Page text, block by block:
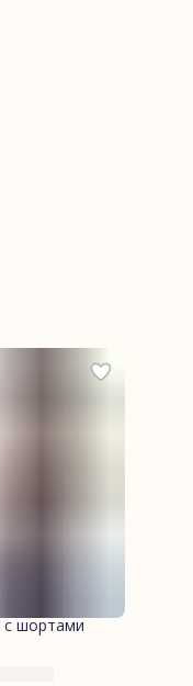
с шортами